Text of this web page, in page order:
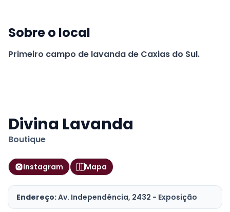
Sobre o local
Primeiro campo de lavanda de Caxias do Sul.
Divina Lavanda
Boutique
Instagram Mapa
Endereço:Av. Independência, 2432 - Exposição